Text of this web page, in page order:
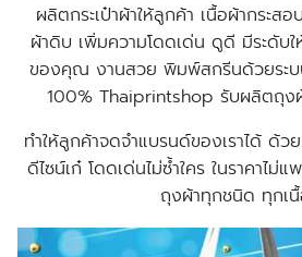
ผลิตกระเป๋าผ้าให้ลูกค้า เนื้อผ้ากระส
ผ้าดิบ เพิ่มความโดดเด่น ดูดี มีระดับ
ของคุณ งานสวย พิมพ์สกรีนด้วยระบ
100% Thaiprintshop รับผลิตถุงผ้
ทำให้ลูกค้าจดจำแบรนด์ของเราได้ ด้
ดีไซน์เก๋ โดดเด่นไม่ซ้ำใคร ในราคาไม่
ถุงผ้าทุกชนิด ทุกเ